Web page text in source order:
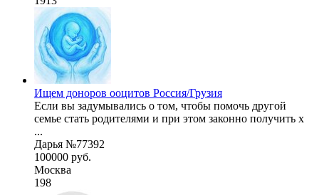
Ищем доноров ооцитов Россия/Грузия
Если вы задумывались о том, чтобы помочь другой
семье стать родителями и при этом законно получить х
...
Дарья №77392
100000 руб.
Москва
198